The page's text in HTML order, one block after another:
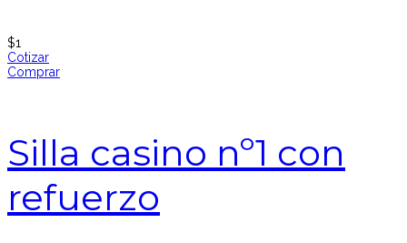
$1
Cotizar
Comprar
Silla casino nº1 con
refuerzo